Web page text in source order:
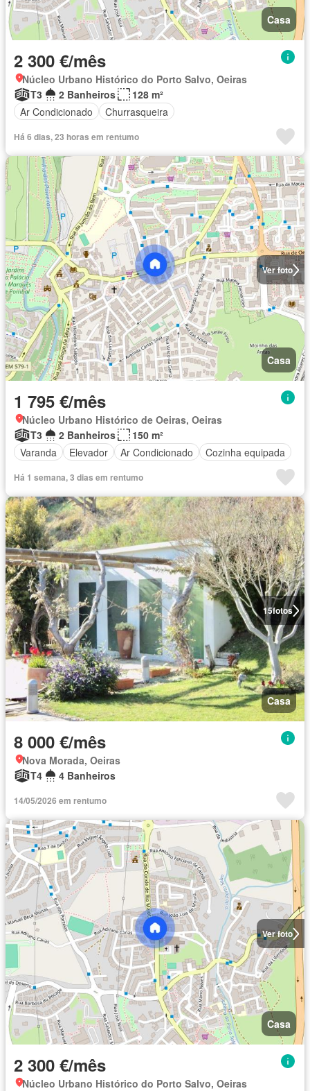
Casa
2 300 €/mês
Núcleo Urbano Histórico do Porto Salvo, Oeiras
T3
2 Banheiros
128 m²
Ar Condicionado
Churrasqueira
Há 6 dias, 23 horas em rentumo
Ver foto
Casa
1 795 €/mês
Núcleo Urbano Histórico de Oeiras, Oeiras
T3
2 Banheiros
150 m²
Varanda
Elevador Ar Condicionado Cozinha equipada
Há 1 semana, 3 dias em rentumo
15fotos
Casa
8 000 €/mês
Nova Morada, Oeiras
T4
4 Banheiros
14/05/2026 em rentumo
Ver foto
Casa
2 300 €/mês
Núcleo Urbano Histórico do Porto Salvo, Oeiras